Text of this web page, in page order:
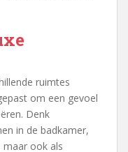
ruimtes
om een gevoel
Denk
in de badkamer,
maar ook als